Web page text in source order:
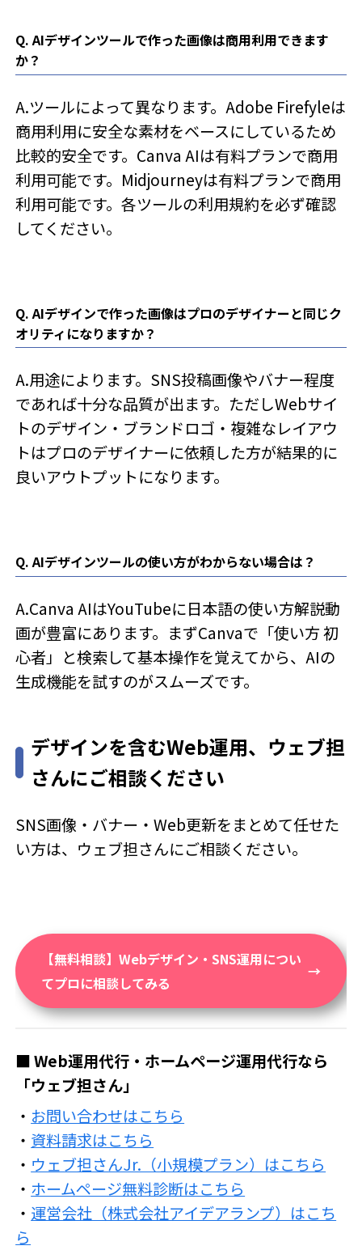
Q. AIデザインツールで作った画像は商用利用できます
か？
A.ツールによって異なります。Adobe Firefyleは
商用利用に安全な素材をベースにしているため
比較的安全です。Canva AIは有料プランで商用
利用可能です。Midjourneyは有料プランで商用
利用可能です。各ツールの利用規約を必ず確認
してください。
Q. AIデザインで作った画像はプロのデザイナーと同じク
オリティになりますか？
A.用途によります。SNS投稿画像やバナー程度
であれば十分な品質が出ます。ただしWebサイ
トのデザイン・ブランドロゴ・複雑なレイアウ
トはプロのデザイナーに依頼した方が結果的に
良いアウトプットになります。
Q. AIデザインツールの使い方がわからない場合は？
A.Canva AIはYouTubeに日本語の使い方解説動
画が豊富にあります。まずCanvaで「使い方 初
心者」と検索して基本操作を覚えてから、AIの
生成機能を試すのがスムーズです。
デザインを含むWeb運用、ウェブ担
さんにご相談ください
SNS画像・バナー・Web更新をまとめて任せた
い方は、ウェブ担さんにご相談ください。
【無料相談】Webデザイン・SNS運用につい
てプロに相談してみる
■ Web運用代行・ホームページ運用代行なら
「ウェブ担さん」
・ お問い合わせはこちら
・ 資料請求はこちら
・ ウェブ担さんJr.（小規模プラン）はこちら
・ ホームページ無料診断はこちら
・ 運営会社（株式会社アイデアランプ）はこち
ら